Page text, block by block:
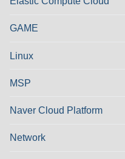
GAME
Linux
MSP
Naver Cloud Platform
Network